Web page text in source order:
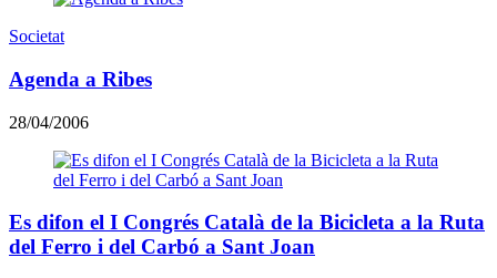
Societat
Agenda a Ribes
28/04/2006
Es difon el I Congrés Català de la Bicicleta a la Ruta
del Ferro i del Carbó a Sant Joan